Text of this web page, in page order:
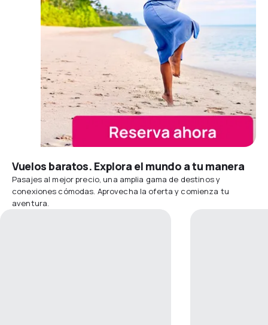
Vuelos baratos. Explora el mundo a tu manera
Pasajes al mejor precio, una amplia gama de destinos y
conexiones cómodas. Aprovecha la oferta y comienza tu
aventura.